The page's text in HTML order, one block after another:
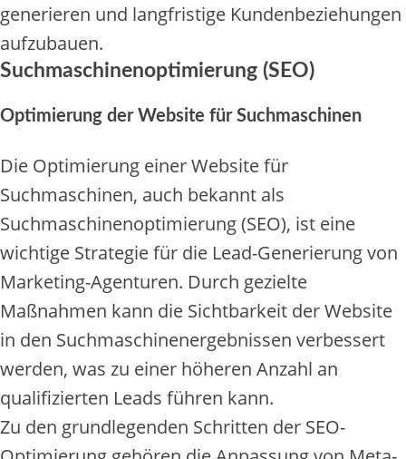
generieren und langfristige Kundenbeziehungen
aufzubauen.
Suchmaschinenoptimierung (SEO)
Optimierung der Website für Suchmaschinen
Die Optimierung einer Website für
Suchmaschinen, auch bekannt als
Suchmaschinenoptimierung (SEO), ist eine
wichtige Strategie für die Lead-Generierung von
Marketing-Agenturen. Durch gezielte
Maßnahmen kann die Sichtbarkeit der Website
in den Suchmaschinenergebnissen verbessert
werden, was zu einer höheren Anzahl an
qualifizierten Leads führen kann.
Zu den grundlegenden Schritten der SEO-